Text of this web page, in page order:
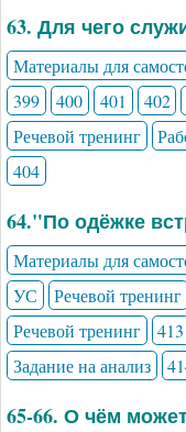
63. Для чего
Материалы для
399
400 401 402
Речевой тренинг
404
64."По одёжке
Материалы для
УС
Речевой тренинг
Речевой тренинг
413
Задание на анализ
65-66. О чём